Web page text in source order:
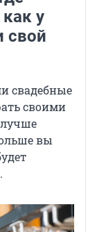
у
свой
свадебные
своими
вы